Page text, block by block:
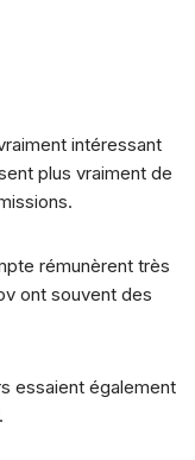
intéressant
plus vraiment de
rémunèrent très
ont souvent des
essaient également